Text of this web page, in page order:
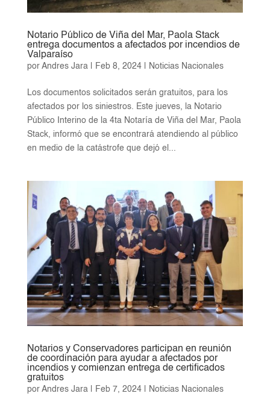
Notario Público de Viña del Mar, Paola Stack
entrega documentos a afectados por incendios de
Valparaíso
por Andres Jara| Feb 8, 2024| Noticias Nacionales
Los documentos solicitados serán gratuitos, para los
afectados por los siniestros. Este jueves, la Notario
Público Interino de la 4ta Notaría de Viña del Mar, Paola
Stack, informó que se encontrará atendiendo al público
en medio de la catástrofe que dejó el...
Notarios y Conservadores participan en reunión
de coordinación para ayudar a afectados por
incendios y comienzan entrega de certificados
gratuitos
por Andres Jara| Feb 7, 2024| Noticias Nacionales